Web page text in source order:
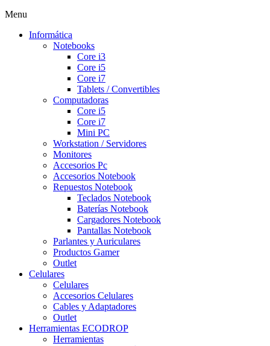
Menu
Informática
Notebooks
Core i3
Core i5
Core i7
Tablets / Convertibles
Computadoras
Core i5
Core i7
Mini PC
Workstation / Servidores
Monitores
Accesorios Pc
Accesorios Notebook
Repuestos Notebook
Teclados Notebook
Baterías Notebook
Cargadores Notebook
Pantallas Notebook
Parlantes y Auriculares
Productos Gamer
Outlet
Celulares
Celulares
Accesorios Celulares
Cables y Adaptadores
Outlet
Herramientas ECODROP
Herramientas